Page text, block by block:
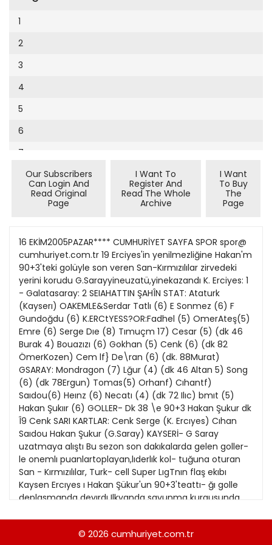
Cumhuriyet Sağlıklı Beslenme
Cumhuriyet Sokak
Cumhuriyet Spor
Cumhuriyet Strateji
Cumhuriyet Tarım
Cumhuriyet Yılbaşı
Çerçeve Eki
Dergi Eki
Ekonomi Eki
Evleniyoruz
Güney Dogu
Kitap Eki
Özel Ekler
Özel Okullar
Sevgililer Günü
Siyaset Eki
Sürdürülebilir yaşam
Turizm Eki
Yerel Yönetimler
1994
1990
1989
1988
1987
1986
1985
1984
1983
1982
1981
1980
9
10
11
12
13
14
15
16
19
20
21
22
23
24
25
26
27
28
29
30
31
1
2
3
4
5
6
7
11
12
13
14
15
16
17
18
19
20
Our Subscribers
Can Login And
Read Original
Page
I Want To
Register And
Read The Whole
Archive
I Want
To Buy
The
Page
16 EKİM2005PAZAR**** CUMHURİYET SAYFA SPOR spor@
cumhuriyet.com.tr 19 Erciyes'in yenilmezliğine Hakan'm
90+3'teki golüyle son veren San-Kırmızılılar zirvedeki
yerini korudu G.Sarayyineuzatü,yinekazandı K. Erciyes: 1
- Galatasaray: 2 SEIAHATTIN ŞAHÎN STAT: Ataturk
(Kayserı) OAKEMLE&Serdar Tatlı (6) E Sonmez (6) F
Gundoğdu (6) K.ERCtYESS?OR:Fadhel (5) OmerAteş(5)
Emre (6) Serge Dıe (8) Tımuçm 17) Cesar (5) (dk 46
Burak 4) Bouazızı (6) Gokhan (5) Cenk (6) (dk 82
ÖmerKozen) Cem lf} De\ran (6) (dk. 88Murat)
GSARAY: Mondragon (7) Lğur (4) (dk 46 Altan 5) Song
(6) (dk 78Ergun) Tomas(5) Orhanf) Cıhantf)
Saıdou(6) Heınz (6) Necatı (4) (dk 72 Ilıc) bmıt (5)
Hakan Şukıır (6) GOLLER- Dk 38 \e 90+3 Hakan Şukur dk
Î9 Cenk SARI KARTLAR: Cenk Serge (K. Ercıyes) Cıhan
Saıdou Hakan Şukur (G.Saray) KAYSERİ- G Saray
uzatmaya alıştı Bu sezon son dakıkalarda gelen goller-
le onemlı puanlartoplayan,lıderlık kol- tuğuna oturan
San - Kırmızılılar, Turk- cell Super LıgTnın flaş ekıbı
Kaysen Ercıyes ı Hakan Şükur'un 90+3'teattı- ğı golle
deplasmanda devırdı Ilkyanda savunma kurgusunda
pas yanlışına duştu Gol nokta- lannda da etkısız kalan
Cım - Bom, son vuruşlardabecennoksanlığıyaşadı Or-
© 2026 cumhuriyet.com.tr